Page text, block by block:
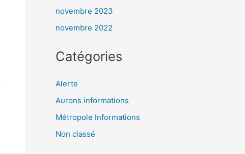
novembre 2023
novembre 2022
Catégories
Alerte
Aurons informations
Métropole Informations
Non classé